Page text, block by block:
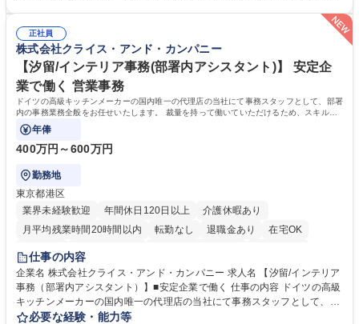
随する事務全般 ※高度なPCスキルは不要です。【業務内容の変更範囲】
当社の指定する業務 募集職種 東京都品川区【営業アシスタント】未経験O
K◆受発注・事務◆年間休日130日
社員が多数在籍しています。 【求める人物像】納期優先の業界のため状況
変化に臨機応変かつ柔軟に対応できる方、約束を守り正確に作業を進めら
れる方を求めています。高度なPCスキルや関数知識は一切不要です。丁
寧な指導体制が整っているため、安心してお仕事をスタートしていただけ
ます。 学歴・資格 学歴：大学院 大学 高専 短大 専修学校 高校 語学力：
資格：
正社員
株式会社クライス・アンド・カンパニー
【汐留/インテリア事務(部署内アシスタント)】 安定企
業で働く 営業事務
ドイツの高級キッチンメーカーの国内唯一の代理店の当社にて事務スタッフとして、部署
内の事務業務全般をお任せいたします。 裁量を持って働いていただけるため、スキルア
ップも可能です。
年俸
400万円～600万円
勤務地
東京都港区
業界未経験歓迎
年間休日120日以上
介護休暇あり
月平均残業時間20時間以内
転勤なし 退職金あり
在宅OK
育休あり
完全週休2日制
駅近5分以内
土日祝休み
仕事の内容
企業名 株式会社クライス・アンド・カンパニー 求人名 【汐留/インテリア
事務（部署内アシスタント）】■安定企業で働く 仕事の内容 ドイツの高級
キッチンメーカーの国内唯一の代理店の当社にて事務スタッフとして、部
署内の事務業務全般をお任せいたします。 裁量を持って働いていただける
必要な経験・能力等